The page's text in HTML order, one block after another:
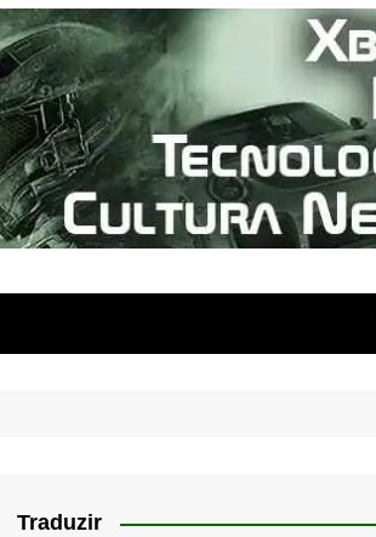
Traduzir